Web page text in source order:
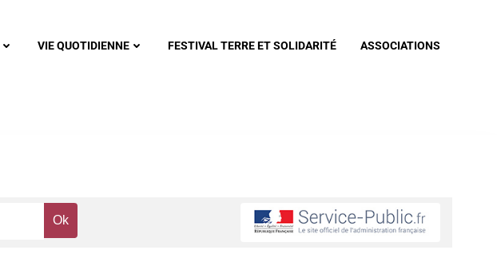
VIE QUOTIDIENNE FESTIVAL TERRE ET SOLIDARITÉ ASSOCIATIONS